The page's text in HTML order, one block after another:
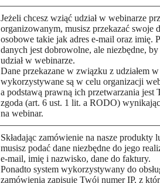
Jeżeli chcesz wziąć udział w webinarze
organizowanym, musisz przekazać swoje
osobowe takie jak adres e-mail oraz imię.
danych jest dobrowolne, ale niezbędne,
udział w webinarze.
Dane przekazane w związku z udziałem
wykorzystywane są w celu organizacji
a podstawą prawną ich przetwarzania jest
zgoda (art. 6 ust. 1 lit. a RODO)
na webinar.
Składając zamówienie na nasze produkty
musisz podać dane niezbędne do jego
e-mail, imię i nazwisko, dane do faktury.
Ponadto system wykorzystywany do
zamówienia zapisuje Twój numer IP, z